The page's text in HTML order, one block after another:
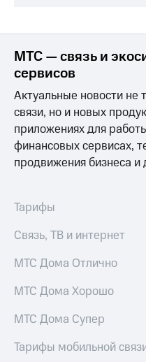
информации
акционерам
Документы
"МТС"
Собрания
акционеров
Личный
кабинет
акционера
аудит
акций
Описание
Программа
приобретения
Порядок
выкупа
акций
МТС — связь и
сервисов
Актуальные новости не
связи, но и новых
приложениях для
финансовых сервисах,
продвижения бизнеса и
Тарифы
Связь, ТВ и интернет
МТС Дома Отлично
МТС Дома Хорошо
МТС Дома Супер
Тарифы мобильной